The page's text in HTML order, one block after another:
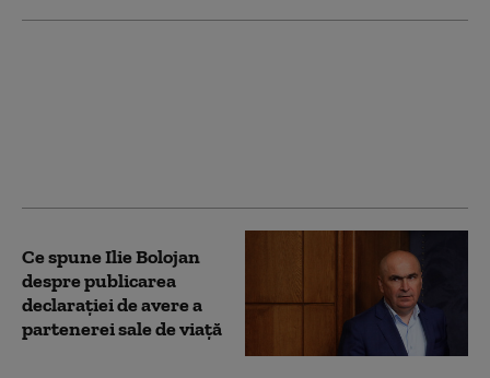
Ce spune Ilie Bolojan
despre publicarea
declarației de avere a
partenerei sale de viață